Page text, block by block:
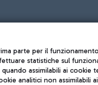
parte per il
statistiche sul
assimilabili ai cookie
analitici non assimilabili